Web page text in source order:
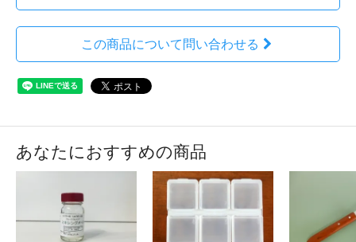
この商品について問い合わせる
あなたにおすすめの商品